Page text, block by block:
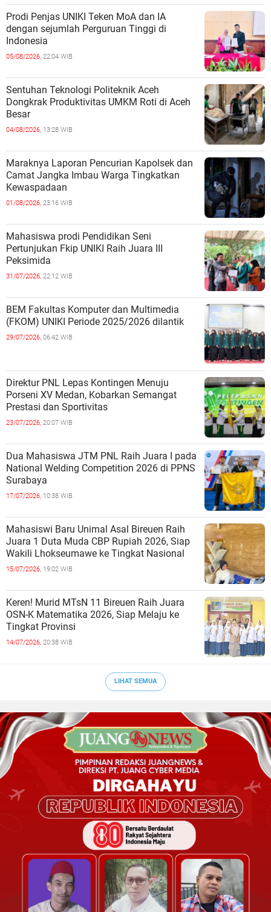
Prodi Penjas UNIKI Teken MoA dan IA
dengan sejumlah Perguruan Tinggi di
Indonesia
05/08/2026, 22:04 WIB
Sentuhan Teknologi Politeknik Aceh
Dongkrak Produktivitas UMKM Roti di Aceh
Besar
04/08/2026, 13:28 WIB
Maraknya Laporan Pencurian Kapolsek dan
Camat Jangka Imbau Warga Tingkatkan
Kewaspadaan
01/08/2026, 23:16 WIB
Mahasiswa prodi Pendidikan Seni
Pertunjukan Fkip UNIKI Raih Juara III
Peksimida
31/07/2026, 22:12 WIB
BEM Fakultas Komputer dan Multimedia
(FKOM) UNIKI Periode 2025/2026 dilantik
29/07/2026, 06:42 WIB
Direktur PNL Lepas Kontingen Menuju
Porseni XV Medan, Kobarkan Semangat
Prestasi dan Sportivitas
23/07/2026, 20:07 WIB
Dua Mahasiswa JTM PNL Raih Juara I pada
National Welding Competition 2026 di PPNS
Surabaya
17/07/2026, 10:38 WIB
Mahasiswi Baru Unimal Asal Bireuen Raih
Juara 1 Duta Muda CBP Rupiah 2026, Siap
Wakili Lhokseumawe ke Tingkat Nasional
15/07/2026, 19:02 WIB
Keren! Murid MTsN 11 Bireuen Raih Juara
OSN-K Matematika 2026, Siap Melaju ke
Tingkat Provinsi
14/07/2026, 20:38 WIB
LIHAT SEMUA